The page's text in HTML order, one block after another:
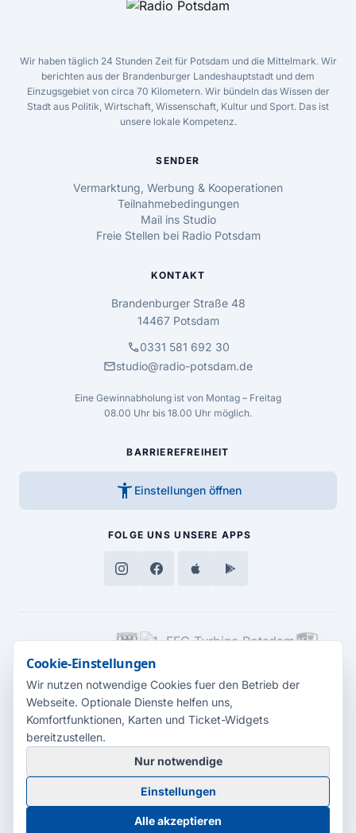
Wir haben täglich 24 Stunden Zeit für Potsdam und die Mittelmark. Wir
berichten aus der Brandenburger Landeshauptstadt und dem
Einzugsgebiet von circa 70 Kilometern. Wir bündeln das Wissen der
Stadt aus Politik, Wirtschaft, Wissenschaft, Kultur und Sport. Das ist
unsere lokale Kompetenz.
SENDER
Vermarktung, Werbung & Kooperationen
Teilnahmebedingungen
Mail ins Studio
Freie Stellen bei Radio Potsdam
KONTAKT
Brandenburger Straße 48
14467 Potsdam
call0331 581 692 30
mailstudio@radio-potsdam.de
Eine Gewinnabholung ist von Montag – Freitag
08.00 Uhr bis 18.00 Uhr möglich.
BARRIEREFREIHEIT
accessibility_new Einstellungen öffnen
FOLGE UNS UNSERE APPS
MEDIENPARTNER
© 2026 Radio Potsdam. Webseite entwickelt durch dieMedienagentur
Babelsberg
BarrierefreiheitserklärungAGBDatenschutzImpressum
Cookie-Einstellungen
Wir nutzen notwendige Cookies fuer den Betrieb der
Webseite. Optionale Dienste helfen uns,
Komfortfunktionen, Karten und Ticket-Widgets
bereitzustellen.
Nur notwendige
Einstellungen
Alle akzeptieren